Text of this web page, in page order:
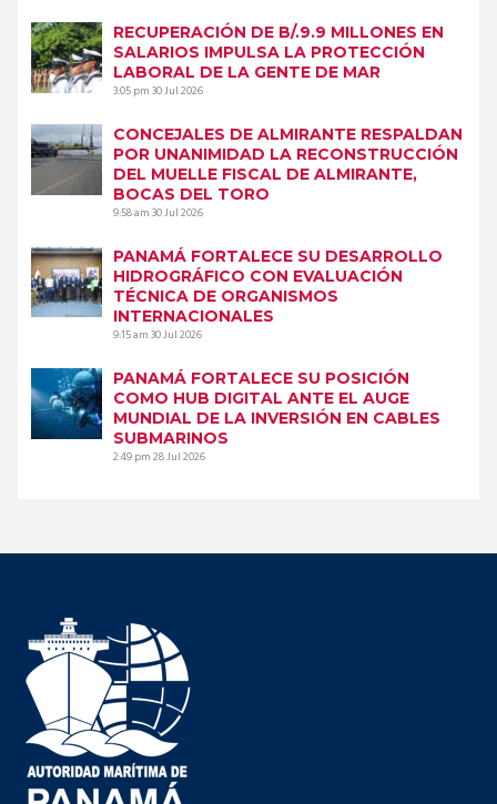
RECUPERACIÓN DE B/.9.9 MILLONES EN
SALARIOS IMPULSA LA PROTECCIÓN
LABORAL DE LA GENTE DE MAR
3:05 pm30 Jul 2026
CONCEJALES DE ALMIRANTE RESPALDAN
POR UNANIMIDAD LA RECONSTRUCCIÓN
DEL MUELLE FISCAL DE ALMIRANTE,
BOCAS DEL TORO
9:58 am30 Jul 2026
PANAMÁ FORTALECE SU DESARROLLO
HIDROGRÁFICO CON EVALUACIÓN
TÉCNICA DE ORGANISMOS
INTERNACIONALES
9:15 am30 Jul 2026
PANAMÁ FORTALECE SU POSICIÓN
COMO HUB DIGITAL ANTE EL AUGE
MUNDIAL DE LA INVERSIÓN EN CABLES
SUBMARINOS
2:49 pm28 Jul 2026